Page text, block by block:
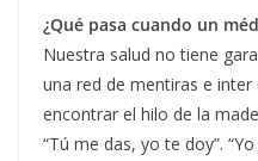
¿Qué pasa cuando un
Nuestra salud no tiene
una red de mentiras e
encontrar el hilo de la
“Tú me das, yo te doy”.